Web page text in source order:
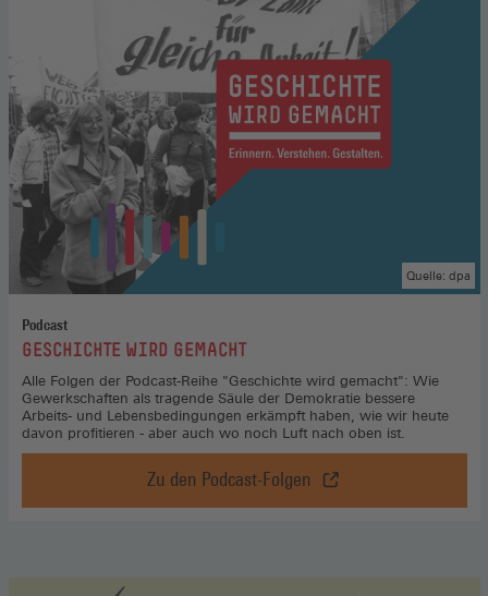
einem
neuen
Fenster)
Podcast
:GESCHICHTE WIRD GEMACHT
Quelle: dpa
Alle Folgen der Podcast-Reihe "Geschichte wird gemacht": Wie
Gewerkschaften als tragende Säule der Demokratie bessere
Arbeits- und Lebensbedingungen erkämpft haben, wie wir heute
davon profitieren - aber auch wo noch Luft nach oben ist.
Zu den Podcast-Folgen
Geschichte
wird